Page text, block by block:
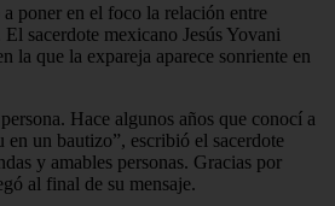
poner en el foco la relación entre
sacerdote mexicano Jesús Yovani
la que la expareja aparece sonriente en
Hace algunos años que conocí a
un bautizo”, escribió el sacerdote
y amables personas. Gracias por
al final de su mensaje.